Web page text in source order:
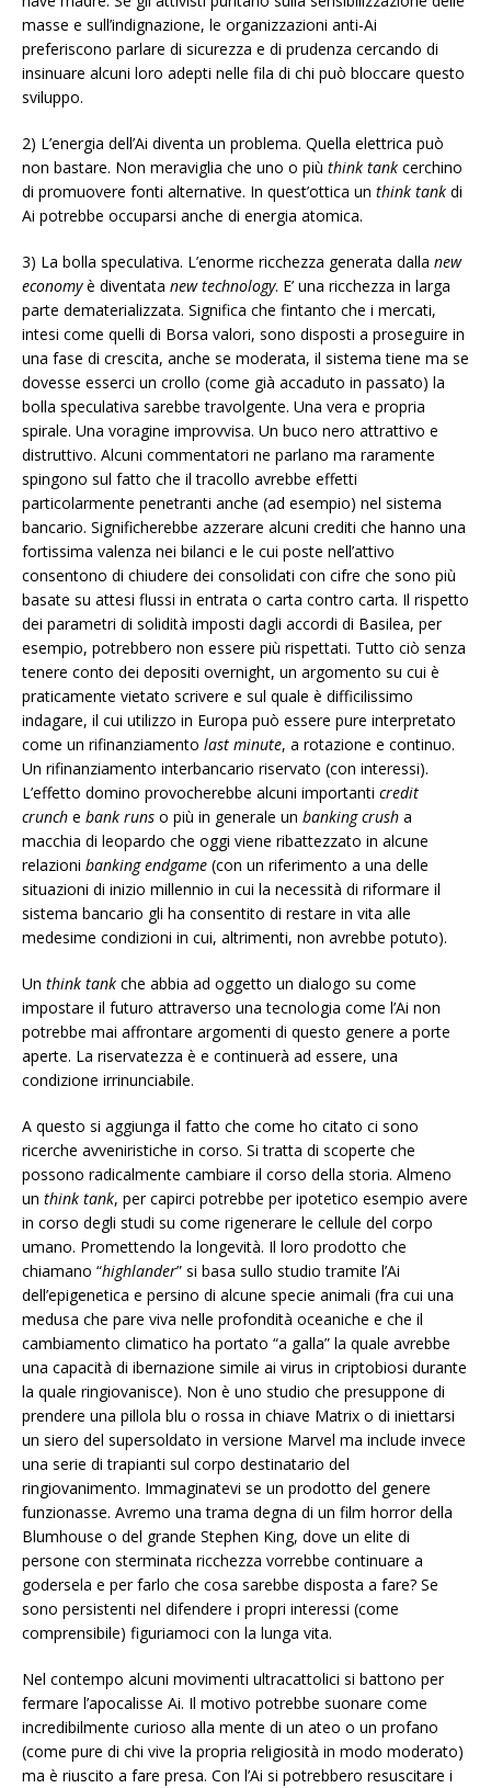
masse e sull’indignazione, le organizzazioni anti-Ai
preferiscono parlare di sicurezza e di prudenza cercando di
insinuare alcuni loro adepti nelle fila di chi può bloccare questo
sviluppo.
2) L’energia dell’Ai diventa un problema. Quella elettrica può
non bastare. Non meraviglia che uno o più think tank cerchino
di promuovere fonti alternative. In quest’ottica un think tank di
Ai potrebbe occuparsi anche di energia atomica.
3) La bolla speculativa. L’enorme ricchezza generata dalla new
economyè diventata new technology. E’ una ricchezza in larga
parte dematerializzata. Significa che fintanto che i mercati,
intesi come quelli di Borsa valori, sono disposti a proseguire in
una fase di crescita, anche se moderata, il sistema tiene ma se
dovesse esserci un crollo (come già accaduto in passato) la
bolla speculativa sarebbe travolgente. Una vera e propria
spirale. Una voragine improvvisa. Un buco nero attrattivo e
distruttivo. Alcuni commentatori ne parlano ma raramente
spingono sul fatto che il tracollo avrebbe effetti
particolarmente penetranti anche (ad esempio) nel sistema
bancario. Significherebbe azzerare alcuni crediti che hanno una
fortissima valenza nei bilanci e le cui poste nell’attivo
consentono di chiudere dei consolidati con cifre che sono più
basate su attesi flussi in entrata o carta contro carta. Il rispetto
dei parametri di solidità imposti dagli accordi di Basilea, per
esempio, potrebbero non essere più rispettati. Tutto ciò senza
tenere conto dei depositi overnight, un argomento su cui è
praticamente vietato scrivere e sul quale è difficilissimo
indagare, il cui utilizzo in Europa può essere pure interpretato
come un rifinanziamento last minute, a rotazione e continuo.
Un rifinanziamento interbancario riservato (con interessi).
L’effetto domino provocherebbe alcuni importanti credit
crunch e bank runs o più in generale un banking crush a
macchia di leopardo che oggi viene ribattezzato in alcune
relazioni banking endgame (con un riferimento a una delle
situazioni di inizio millennio in cui la necessità di riformare il
sistema bancario gli ha consentito di restare in vita alle
medesime condizioni in cui, altrimenti, non avrebbe potuto).
Un think tank che abbia ad oggetto un dialogo su come
impostare il futuro attraverso una tecnologia come l’Ai non
potrebbe mai affrontare argomenti di questo genere a porte
aperte. La riservatezza è e continuerà ad essere, una
condizione irrinunciabile.
A questo si aggiunga il fatto che come ho citato ci sono
ricerche avveniristiche in corso. Si tratta di scoperte che
possono radicalmente cambiare il corso della storia. Almeno
un think tank, per capirci potrebbe per ipotetico esempio avere
in corso degli studi su come rigenerare le cellule del corpo
umano. Promettendo la longevità. Il loro prodotto che
chiamano “highlander” si basa sullo studio tramite l’Ai
dell’epigenetica e persino di alcune specie animali (fra cui una
medusa che pare viva nelle profondità oceaniche e che il
cambiamento climatico ha portato “a galla” la quale avrebbe
una capacità di ibernazione simile ai virus in criptobiosi durante
la quale ringiovanisce). Non è uno studio che presuppone di
prendere una pillola blu o rossa in chiave Matrix o di iniettarsi
un siero del supersoldato in versione Marvel ma include invece
una serie di trapianti sul corpo destinatario del
ringiovanimento. Immaginatevi se un prodotto del genere
funzionasse. Avremo una trama degna di un film horror della
Blumhouse o del grande Stephen King, dove un elite di
persone con sterminata ricchezza vorrebbe continuare a
godersela e per farlo che cosa sarebbe disposta a fare? Se
sono persistenti nel difendere i propri interessi (come
comprensibile) figuriamoci con la lunga vita.
Nel contempo alcuni movimenti ultracattolici si battono per
fermare l’apocalisse Ai. Il motivo potrebbe suonare come
incredibilmente curioso alla mente di un ateo o un profano
(come pure di chi vive la propria religiosità in modo moderato)
ma è riuscito a fare presa. Con l’Ai si potrebbero resuscitare i